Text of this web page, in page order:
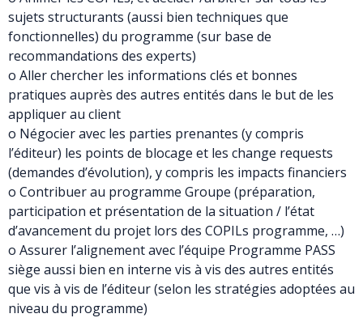
sujets structurants (aussi bien techniques que
fonctionnelles) du programme (sur base de
recommandations des experts)
o Aller chercher les informations clés et bonnes
pratiques auprès des autres entités dans le but de les
appliquer au client
o Négocier avec les parties prenantes (y compris
l’éditeur) les points de blocage et les change requests
(demandes d’évolution), y compris les impacts financiers
o Contribuer au programme Groupe (préparation,
participation et présentation de la situation / l’état
d’avancement du projet lors des COPILs programme, …)
o Assurer l’alignement avec l’équipe Programme PASS
siège aussi bien en interne vis à vis des autres entités
que vis à vis de l’éditeur (selon les stratégies adoptées au
niveau du programme)